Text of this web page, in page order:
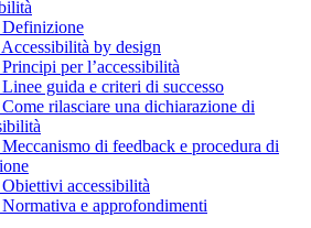
Definizione
by design
per l’accessibilità
guida e criteri di successo
rilasciare una dichiarazione di
di feedback e procedura di
accessibilità
e approfondimenti